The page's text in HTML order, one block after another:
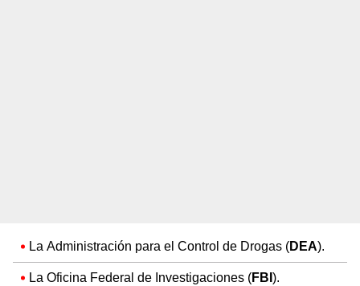
La Administración para el Control de Drogas (DEA).
La Oficina Federal de Investigaciones (FBI).